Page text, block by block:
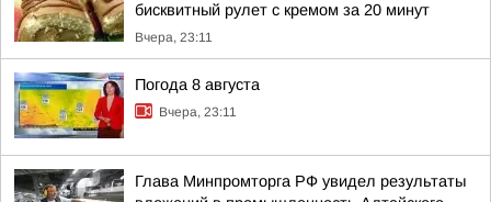
бисквитный рулет с кремом за 20 минут
Вчера, 23:11
Погода 8 августа
Вчера, 23:11
Глава Минпромторга РФ увидел результаты